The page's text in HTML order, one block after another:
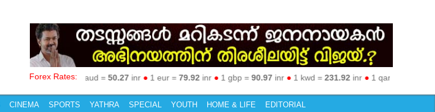
Forex Rates:
19.19inr ●1 aud =50.27inr● 1 eur =79.92inr● 1 gbp =90.97inr● 1 kwd =231.92inr● 1 qar =19.36
CINEMA SPORTS YATHRA SPECIAL YOUTH HOME & LIFE EDITORIAL